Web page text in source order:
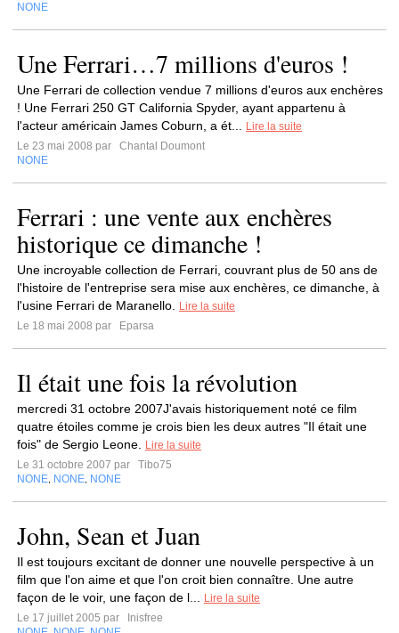
NONE
Une Ferrari…7 millions d'euros !
Une Ferrari de collection vendue 7 millions d'euros aux enchères
! Une Ferrari 250 GT California Spyder, ayant appartenu à
l'acteur américain James Coburn, a ét...
Lire la suite
Le 23 mai 2008 par
Chantal Doumont
NONE
Ferrari : une vente aux enchères
historique ce dimanche !
Une incroyable collection de Ferrari, couvrant plus de 50 ans de
l'histoire de l'entreprise sera mise aux enchères, ce dimanche, à
l'usine Ferrari de Maranello.
Lire la suite
Le 18 mai 2008 par
Eparsa
Il était une fois la révolution
mercredi 31 octobre 2007J'avais historiquement noté ce film
quatre étoiles comme je crois bien les deux autres "Il était une
fois" de Sergio Leone.
Lire la suite
Le 31 octobre 2007 par
Tibo75
NONE NONE NONE
John, Sean et Juan
Il est toujours excitant de donner une nouvelle perspective à un
film que l'on aime et que l'on croit bien connaître. Une autre
façon de le voir, une façon de l...
Lire la suite
Le 17 juillet 2005 par
Inisfree